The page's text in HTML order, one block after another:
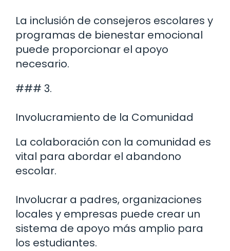
La inclusión de consejeros escolares y
programas de bienestar emocional
puede proporcionar el apoyo
necesario.
### 3.
Involucramiento de la Comunidad
La colaboración con la comunidad es
vital para abordar el abandono
escolar.
Involucrar a padres, organizaciones
locales y empresas puede crear un
sistema de apoyo más amplio para
los estudiantes.